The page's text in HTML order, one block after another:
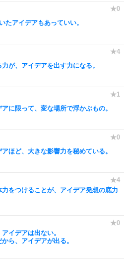
たアイデアもあっていい。
が、アイデアを出す力になる。
に限って、変な場所で浮かぶもの。
ほど、大きな影響力を秘めている。
をつけることが、アイデア発想の底力
イデアは出ない。
ら、アイデアが出る。